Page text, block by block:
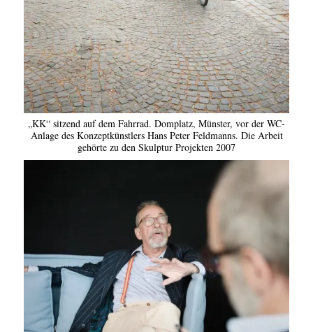
„KK“ sitzend auf dem Fahrrad. Domplatz, Münster, vor der WC-
Anlage des Konzeptkünstlers Hans Peter Feldmanns. Die Arbeit
gehörte zu den Skulptur Projekten 2007